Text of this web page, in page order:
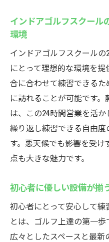
力
よう
初心者大歓迎！藤沢
インドアゴルフ
タート
初心者でも安心
シミュレーター
24時間対応のイ
み
通い放題だから
可能
インドアゴルフスクール
環境
インドアゴルフスクール
にとって理想的な環境を
合に合わせて練習できる
に訪れることが可能です
は、この24時間営業を活
繰り返し練習できる自由
す。悪天候でも影響を受
点も大きな魅力です。
初心者に優しい設備が揃
初心者にとって安心して
とは、ゴルフ上達の第一歩
広々としたスペースと最